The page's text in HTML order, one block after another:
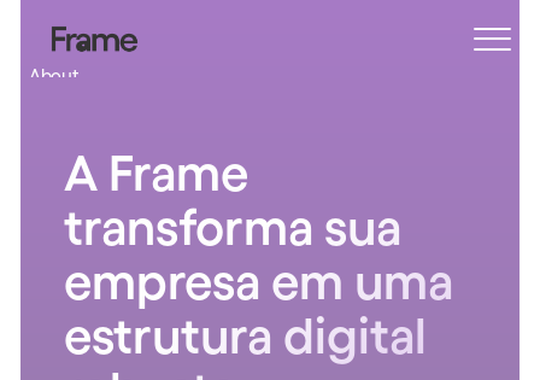
A Frame
transforma sua
empresa em uma
estrutura digital
About
Pricing
Coming Soon
Tutorials